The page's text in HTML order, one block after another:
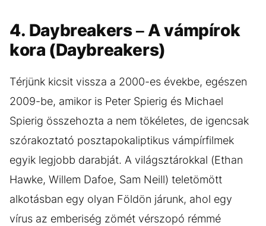
4. Daybreakers – A vámpírok
kora (Daybreakers)
Térjünk kicsit vissza a 2000-es évekbe, egészen
2009-be, amikor is Peter Spierig és Michael
Spierig összehozta a nem tökéletes, de igencsak
szórakoztató posztapokaliptikus vámpírfilmek
egyik legjobb darabját. A világsztárokkal (Ethan
Hawke, Willem Dafoe, Sam Neill) teletömött
alkotásban egy olyan Földön járunk, ahol egy
vírus az emberiség zömét vérszopó rémmé